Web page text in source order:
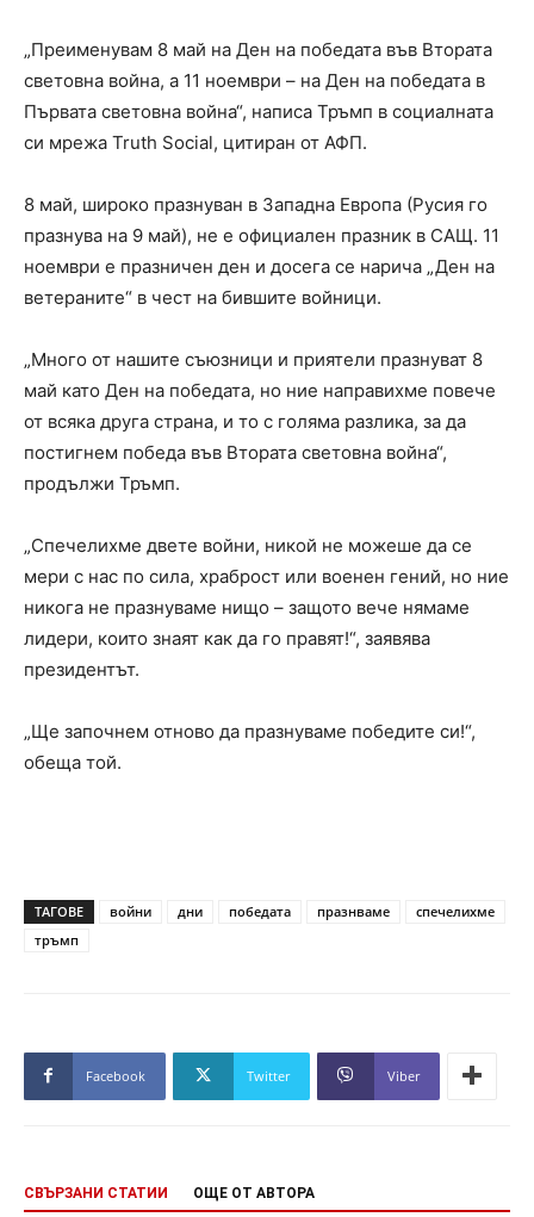
„Преименувам 8 май на Ден на победата във Втората
световна война, а 11 ноември – на Ден на победата в
Първата световна война“, написа Тръмп в социалната
си мрежа Truth Social, цитиран от АФП.
8 май, широко празнуван в Западна Европа (Русия го
празнува на 9 май), не е официален празник в САЩ. 11
ноември е празничен ден и досега се нарича „Ден на
ветераните“ в чест на бившите войници.
„Много от нашите съюзници и приятели празнуват 8
май като Ден на победата, но ние направихме повече
от всяка друга страна, и то с голяма разлика, за да
постигнем победа във Втората световна война“,
продължи Тръмп.
„Спечелихме двете войни, никой не можеше да се
мери с нас по сила, храброст или военен гений, но ние
никога не празнуваме нищо – защото вече нямаме
лидери, които знаят как да го правят!“, заявява
президентът.
„Ще започнем отново да празнуваме победите си!“,
обеща той.
ТАГОВЕ войни дни победата празнваме
спечелихме
тръмп
Facebook Twitter Viber
СВЪРЗАНИ СТАТИИ ОЩЕ ОТ АВТОРА